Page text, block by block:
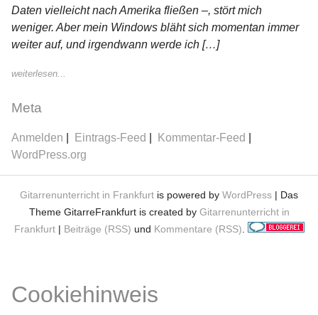
Daten vielleicht nach Amerika fließen –, stört mich
weniger. Aber mein Windows bläht sich momentan immer
weiter auf, und irgendwann werde ich […]
weiterlesen...
Meta
Anmelden Eintrags-Feed
Kommentar-Feed
WordPress.org
Gitarrenunterricht in Frankfurt is powered by WordPress | Das
Theme GitarreFrankfurt is created by Gitarrenunterricht in
Frankfurt| Beiträge (RSS) und Kommentare (RSS)
Cookiehinweis